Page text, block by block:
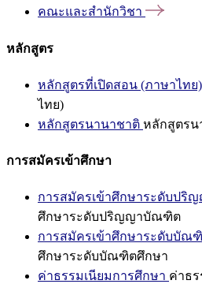
คณะและสำนักวิชา
หลักสูตร
หลักสูตรที่เปิดสอน (ภาษาไทย)
ไทย)
หลักสูตรนานาชาติ หลักสูตรน
การสมัครเข้าศึกษา
การสมัครเข้าศึกษาระดับปริ
ศึกษาระดับปริญญาบัณฑิต
การสมัครเข้าศึกษาระดับบัณ
ศึกษาระดับบัณฑิตศึกษา
ค่าธรรมเนียมการศึกษา ค่าธ